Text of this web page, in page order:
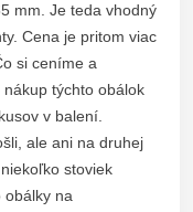
mm. Je teda vhodný
Cena je pritom viac
si ceníme a
týchto obálok
v balení.
ale ani na druhej
stoviek
obálky na